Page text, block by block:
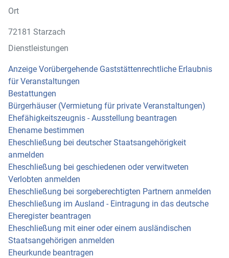
Ort
72181 Starzach
Dienstleistungen
Anzeige Vorübergehende Gaststättenrechtliche Erlaubnis
für Veranstaltungen
Bestattungen
Bürgerhäuser (Vermietung für private Veranstaltungen)
Ehefähigkeitszeugnis - Ausstellung beantragen
Ehename bestimmen
Eheschließung bei deutscher Staatsangehörigkeit
anmelden
Eheschließung bei geschiedenen oder verwitweten
Verlobten anmelden
Eheschließung bei sorgeberechtigten Partnern anmelden
Eheschließung im Ausland - Eintragung in das deutsche
Eheregister beantragen
Eheschließung mit einer oder einem ausländischen
Staatsangehörigen anmelden
Eheurkunde beantragen